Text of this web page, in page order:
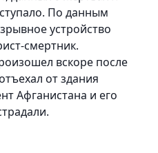
По данным
устройство
смертник.
вскоре после
от здания
Афганистана и его